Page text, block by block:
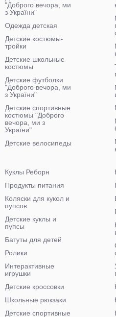
"Доброго вечора, ми
з України"
Одежда детская
Детские костюмы-
тройки
Детские школьные
костюмы
Детские футболки
"Доброго вечора, ми
з України"
Детские спортивные
костюмы "Доброго
вечора, ми з
України"
Детские велосипеды
Куклы Реборн
Продукты питания
Коляски для кукол и
пупсов
Детские куклы и
пупсы
Батуты для детей
Ролики
Интерактивные
игрушки
Детские кроссовки
Школьные рюкзаки
Детские спортивные